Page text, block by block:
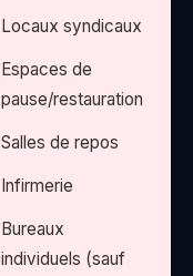
Locaux syndicaux
Espaces de
pause/restauration
Salles de repos
Infirmerie
Bureaux
individuels (sauf